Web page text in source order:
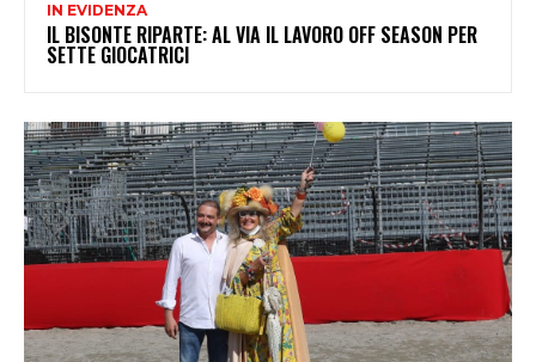
IN EVIDENZA
IL BISONTE RIPARTE: AL VIA IL LAVORO OFF SEASON PER
SETTE GIOCATRICI